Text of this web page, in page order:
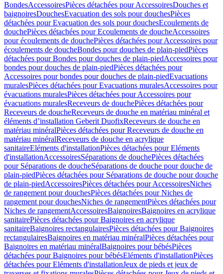
BondesAccessoiresPièces détachées pour AccessoiresDouches et
baignoiresDouchesEvacuation des sols pour douchesPièces
détachées pour Evacuation des sols pour douchesEcoulements de
douchePièces détachées pour Ecoulements de doucheAccessoires
pour écoulements de douchePièces détachées pour Accessoires pour
écoulements de doucheBondes pour douches de plain-piedPièces
détachées pour Bondes pour douches de plain-piedAccessoires pour
bondes pour douches de plain-piedPièces détachées pour
Accessoires pour bondes pour douches de plain-piedEvacuations
muralesPièces détachées pour Evacuations muralesAccessoires pour
évacuations muralesPièces détachées pour Accessoires pour
évacuations muralesReceveurs de douchePièces détachées pour
Receveurs de doucheReceveurs de douche en matériau minéral et
éléments d’installation Geberit DuofixReceveurs de douche en
matériau minéralPièces détachées pour Receveurs de douche en
matériau minéralReceveurs de douche en acrylique
sanitaireEléments d'installationPièces détachées pour Eléments
d'installationAccessoiresSéparations de douchePièces détachées
pour Séparations de doucheSéparations de douche pour douche de
plain-piedPièces détachées pour Séparations de douche pour douche
de plain-piedAccessoiresPièces détachées pour AccessoiresNiches
de rangement pour douchesPièces détachées pour Niches de
rangement pour douchesNiches de rangementPièces détachées pour
Niches de rangementAccessoiresBaignoiresBaignoires en acrylique
sanitairePièces détachées pour Baignoires en acrylique
sanitaireBaignoires rectangulairesPièces détachées pour Baignoires
rectangulairesBaignoires en matériau minéralPièces détachées pour
Baignoires en matériau minéralBaignoires pour bébésPièces
détachées pour Baignoires pour bébésEléments d'installationPièces
détachées pour Eléments d'installationJeux de pieds et jeux de